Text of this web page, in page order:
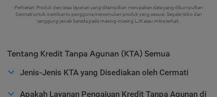
Perhatian: Produk dan/atau layanan yang ditampilkan merupakan data yang dikumpulkan
Cermati untuk membantu pengguna menemukan produk yang sesuai. Segala risiko dan
tanggung jawab berada pada masing-masing LJK atau mitra terkait.
Tentang Kredit Tanpa Agunan (KTA) Semua
Jenis-Jenis KTA yang Disediakan oleh Cermati
Apakah Layanan Pengajuan Kredit Tanpa Agunan di